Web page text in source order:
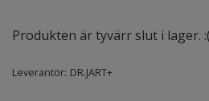
Produkten är tyvärr slut i lager. :(
Leverantör: DR.JART+